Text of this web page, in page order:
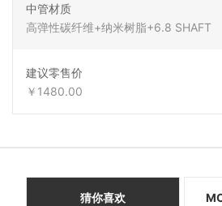
中管材质
高弹性碳纤维+纳米树脂+6.8 SHAFT
建议零售价
￥1480.00
猜你喜欢